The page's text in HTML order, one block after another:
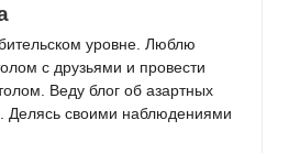
уровне. Люблю
с друзьями и провести
Веду блог об азартных
Делясь своими наблюдениями